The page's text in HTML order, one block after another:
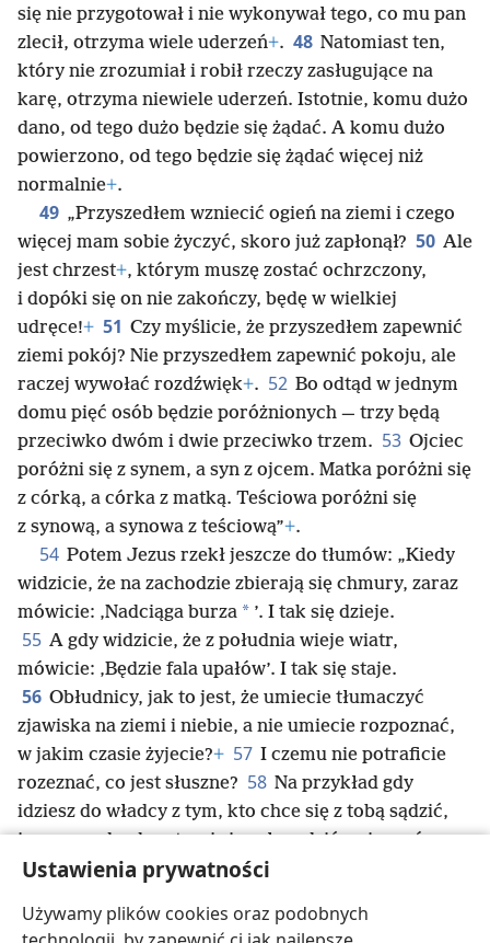
Ustawienia prywatności
Używamy plików cookies oraz podobnych
się nie przygotował i nie wykonywał tego, co mu pan
zlecił, otrzyma wiele uderzeń+. 48 Natomiast ten,
który nie zrozumiał i robił rzeczy zasługujące na
karę, otrzyma niewiele uderzeń. Istotnie, komu dużo
dano, od tego dużo będzie się żądać. A komu dużo
powierzono, od tego będzie się żądać więcej niż
normalnie+.
49 „Przyszedłem wzniecić ogień na ziemi i czego
więcej mam sobie życzyć, skoro już zapłonął? 50 Ale
jest chrzest+, którym muszę zostać ochrzczony,
i dopóki się on nie zakończy, będę w wielkiej
udręce!+ 51 Czy myślicie, że przyszedłem zapewnić
ziemi pokój? Nie przyszedłem zapewnić pokoju, ale
raczej wywołać rozdźwięk+. 52 Bo odtąd w jednym
domu pięć osób będzie poróżnionych — trzy będą
przeciwko dwóm i dwie przeciwko trzem. 53 Ojciec
poróżni się z synem, a syn z ojcem. Matka poróżni się
z córką, a córka z matką. Teściowa poróżni się
z synową, a synowa z teściową”+.
54 Potem Jezus rzekł jeszcze do tłumów: „Kiedy
widzicie, że na zachodzie zbierają się chmury, zaraz
mówicie: ‚Nadciąga burza * ’. I tak się dzieje.
55 A gdy widzicie, że z południa wieje wiatr,
mówicie: ‚Będzie fala upałów’. I tak się staje.
56 Obłudnicy, jak to jest, że umiecie tłumaczyć
zjawiska na ziemi i niebie, a nie umiecie rozpoznać,
w jakim czasie żyjecie?+ 57 I czemu nie potraficie
rozeznać, co jest słuszne? 58 Na przykład gdy
idziesz do władcy z tym, kto chce się z tobą sądzić,
jeszcze w drodze staraj się załagodzić z nim spór,
żeby cię czasem nie podał do sądu i żeby sędzia nie
sądowy nie wtrącił cię do więzienia+. 59